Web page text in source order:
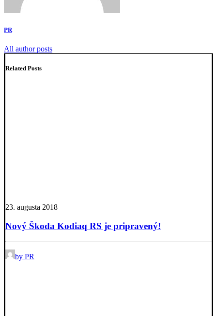
PR
All author posts
Related Posts
23. augusta 2018
Nový Škoda Kodiaq RS je pripravený!
by PR